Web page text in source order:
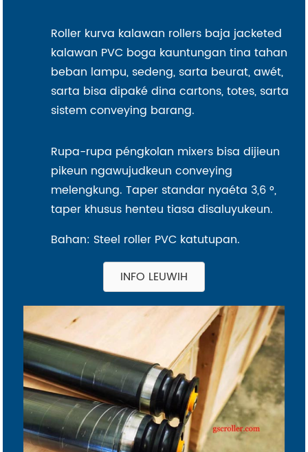
Roller kurva kalawan rollers baja jacketed
kalawan PVC boga kauntungan tina tahan
beban lampu, sedeng, sarta beurat, awét,
sarta bisa dipaké dina cartons, totes, sarta
sistem conveying barang.
Rupa-rupa péngkolan mixers bisa dijieun
pikeun ngawujudkeun conveying
melengkung. Taper standar nyaéta 3,6 °,
taper khusus henteu tiasa disaluyukeun.
Bahan: Steel roller PVC katutupan.
INFO LEUWIH